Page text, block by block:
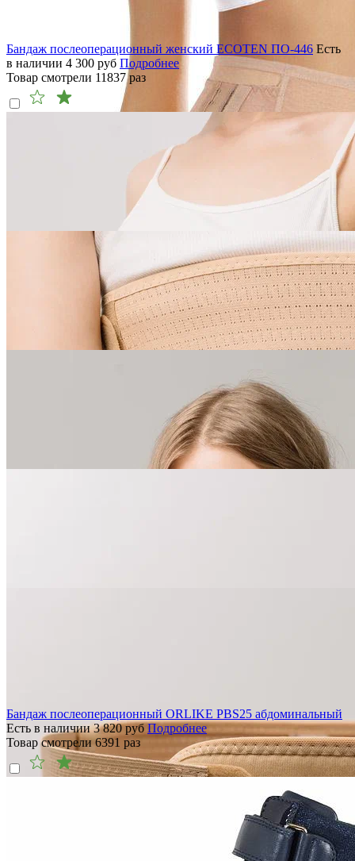
Бандаж послеоперационный женский ECOTEN ПО-446 Есть
в наличии 4 300 руб Подробнее
Товар смотрели 11837раз
Бандаж послеоперационный ORLIKE PBS25 абдоминальный
Есть в наличии 3 820руб Подробнее
Товар смотрели 6391 раз